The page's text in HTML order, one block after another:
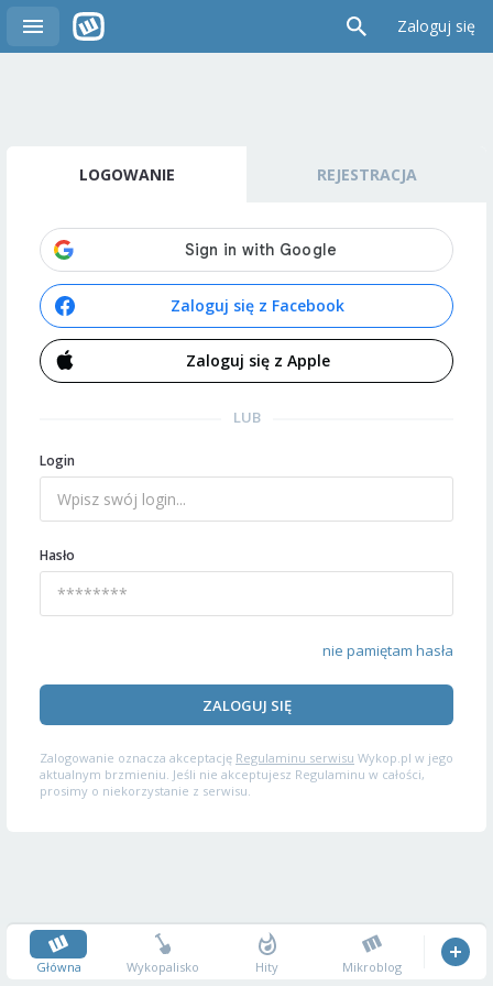
Zaloguj się
LOGOWANIE REJESTRACJA
Zaloguj się z Facebook
Zaloguj się z Apple
LUB
Login
Hasło
nie pamiętam hasła
ZALOGUJ SIĘ
Zalogowanie oznacza akceptację Regulaminu serwisu Wykop.pl w jego
aktualnym brzmieniu. Jeśli nie akceptujesz Regulaminu w całości,
prosimy o niekorzystanie z serwisu.
Główna Wykopalisko Hity Mikroblog